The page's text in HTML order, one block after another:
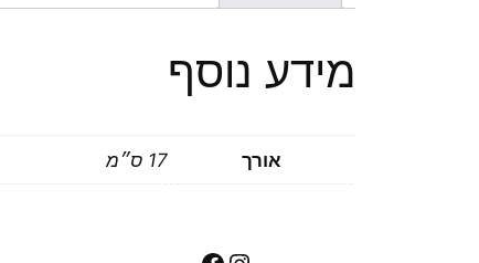
מידע נוסף
אורך 17 ס״מ